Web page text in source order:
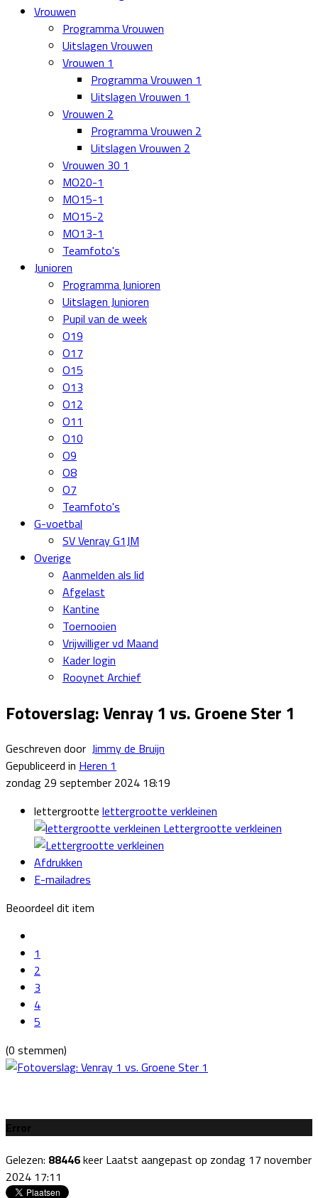
Vrouwen
Programma Vrouwen
Uitslagen Vrouwen
Vrouwen 1
Programma Vrouwen 1
Uitslagen Vrouwen 1
Vrouwen 2
Programma Vrouwen 2
Uitslagen Vrouwen 2
Vrouwen 30 1
MO20-1
MO15-1
MO15-2
MO13-1
Teamfoto's
Junioren
Programma Junioren
Uitslagen Junioren
Pupil van de week
O19
O17
O15
O13
O12
O11
O10
O9
O8
O7
Teamfoto's
G-voetbal
SV Venray G1JM
Overige
Aanmelden als lid
Afgelast
Kantine
Toernooien
Vrijwilliger vd Maand
Kader login
Rooynet Archief
Fotoverslag: Venray 1 vs. Groene Ster 1
Geschreven door Jimmy de Bruijn
Gepubliceerd in Heren 1
zondag 29 september 2024 18:19
lettergrootte lettergrootte verkleinen
Lettergrootte verkleinen
Afdrukken
E-mailadres
Beoordeel dit item
1
2
3
4
5
(0 stemmen)
Error
Gelezen: 88446keer Laatst aangepast op zondag 17 november
2024 17:11